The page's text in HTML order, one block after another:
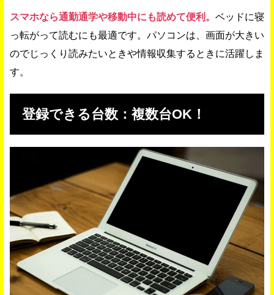
スマホなら通勤通学や移動中にも読めて便利。 ベッドに寝
っ転がって読むにも最適です。パソコンは、画面が大きい
のでじっくり読みたいときや情報収集するときに活躍しま
す。
登録できる台数：複数台OK！